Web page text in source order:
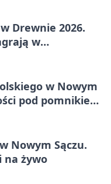
Drewnie 2026.
w
w Nowym
pod pomnikiem
Nowym Sączu.
na żywo